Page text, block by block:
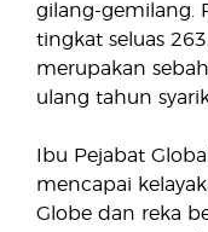
gilang-gemilang.
tingkat seluas
merupakan
ulang tahun
Ibu Pejabat
mencapai
Globe dan reka